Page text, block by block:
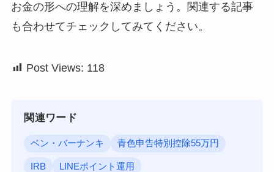
お金の形への理解を深めましょう。関連する記事
も合わせてチェックしてみてください。
Post Views: 118
関連ワード
ベン・バーナンキ 青色申告特別控除55万円
IRB LINEポイント運用